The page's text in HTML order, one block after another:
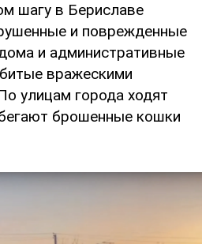
шагу в Бериславе
и поврежденные
и административные
вражескими
улицам города ходят
брошенные кошки